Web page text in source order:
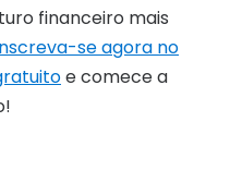
financeiro mais
se agora no
e comece a